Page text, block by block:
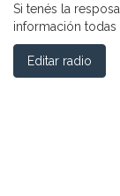
Si tenés la
información todas
Editar radio